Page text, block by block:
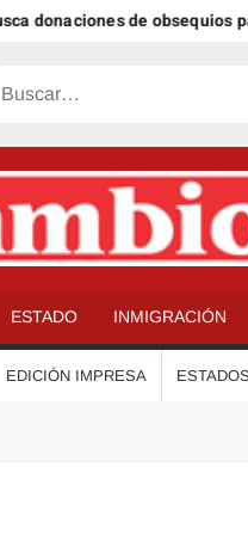
donaciones de obsequios
ESTADO INMIGRACIÓN
EDICIÓN IMPRESA